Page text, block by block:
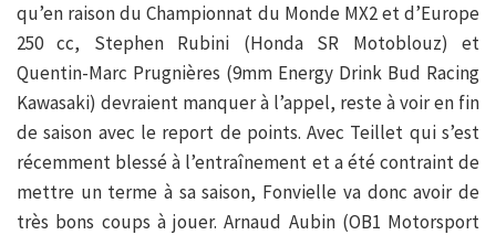
qu’en raison du Championnat du Monde MX2 et d’Europe
250 cc, Stephen Rubini (Honda SR Motoblouz) et
Quentin-Marc Prugnières (9mm Energy Drink Bud Racing
Kawasaki) devraient manquer à l’appel, reste à voir en fin
de saison avec le report de points. Avec Teillet qui s’est
récemment blessé à l’entraînement et a été contraint de
mettre un terme à sa saison, Fonvielle va donc avoir de
très bons coups à jouer. Arnaud Aubin (OB1 Motorsport